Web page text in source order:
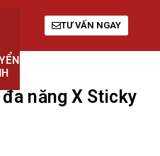
TƯ VẤN NGAY
năng X Sticky